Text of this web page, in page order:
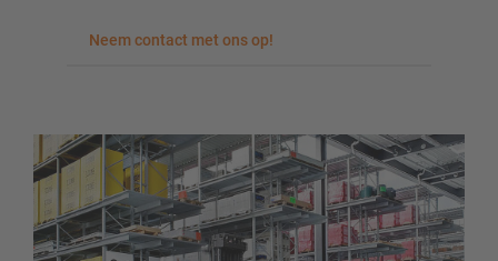
Neem contact met ons op!